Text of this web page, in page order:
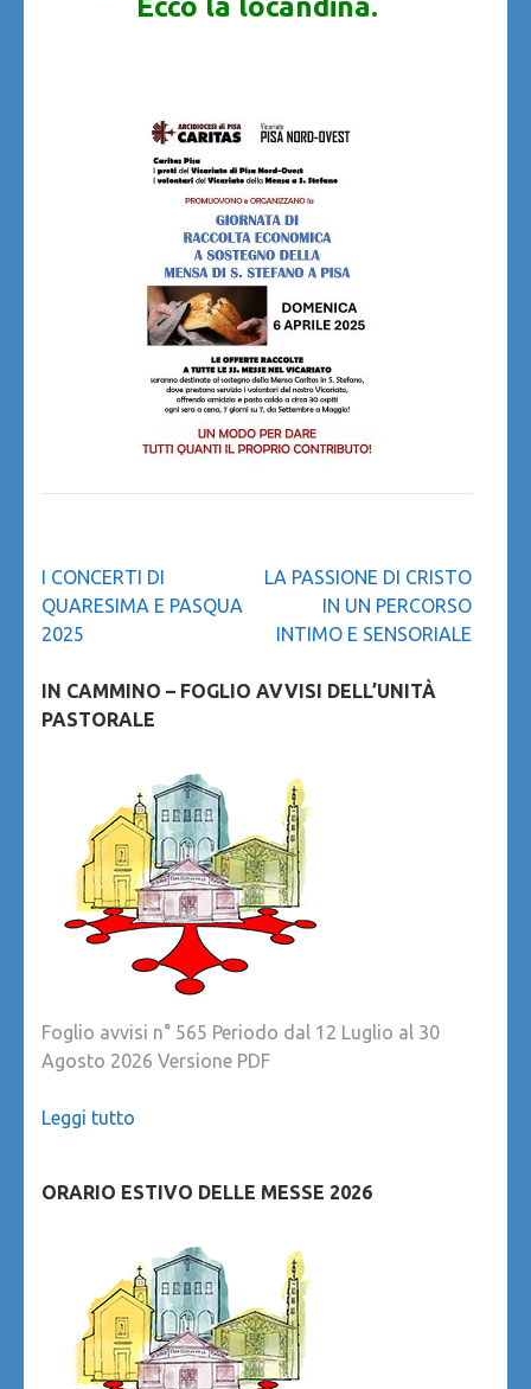
Ecco la locandina.
Navigazione
articoli
I CONCERTI DI
QUARESIMA E PASQUA
2025
LA PASSIONE DI CRISTO
IN UN PERCORSO
INTIMO E SENSORIALE
IN CAMMINO – FOGLIO AVVISI DELL’UNITÀ
PASTORALE
Foglio avvisi n° 565 Periodo dal 12 Luglio al 30
Agosto 2026 Versione PDF
Leggi tutto
ORARIO ESTIVO DELLE MESSE 2026